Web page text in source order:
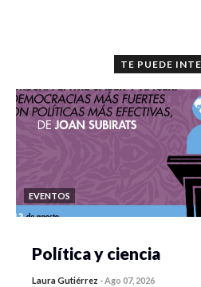
TE PUEDE
EVENTOS
Política y ciencia
Laura Gutiérrez -Ago 07, 2026